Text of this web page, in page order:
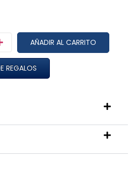
AÑADIR AL CARRITO
REGALOS